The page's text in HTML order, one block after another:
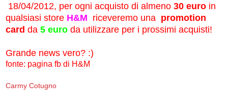
18/04/2012, per ogni acquisto di almeno 30 euro in
qualsiasi store H&M riceveremo una promotion
card da 5 euro da utilizzare per i prossimi acquisti!
Grande news vero? :)
fonte: pagina fb di H&M
Carmy Cotugno